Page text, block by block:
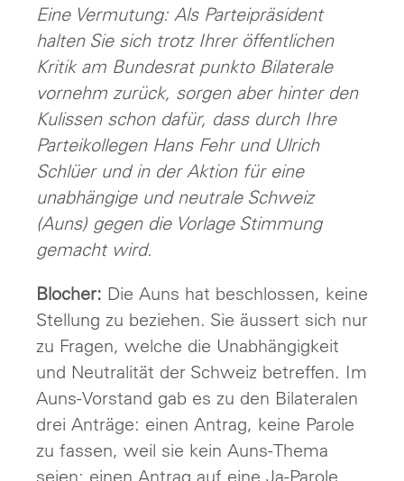
Eine Vermutung: Als Parteipräsident
halten Sie sich trotz Ihrer öffentlichen
Kritik am Bundesrat punkto Bilaterale
vornehm zurück, sorgen aber hinter den
Kulissen schon dafür, dass durch Ihre
Parteikollegen Hans Fehr und Ulrich
Schlüer und in der Aktion für eine
unabhängige und neutrale Schweiz
(Auns) gegen die Vorlage Stimmung
gemacht wird.
Blocher: Die Auns hat beschlossen, keine
Stellung zu beziehen. Sie äussert sich nur
zu Fragen, welche die Unabhängigkeit
und Neutralität der Schweiz betreffen. Im
Auns-Vorstand gab es zu den Bilateralen
drei Anträge: einen Antrag, keine Parole
zu fassen, weil sie kein Auns-Thema
seien; einen Antrag auf eine Ja-Parole,